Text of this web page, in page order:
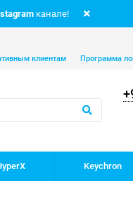
канале!
клиентам Программа
Keychron